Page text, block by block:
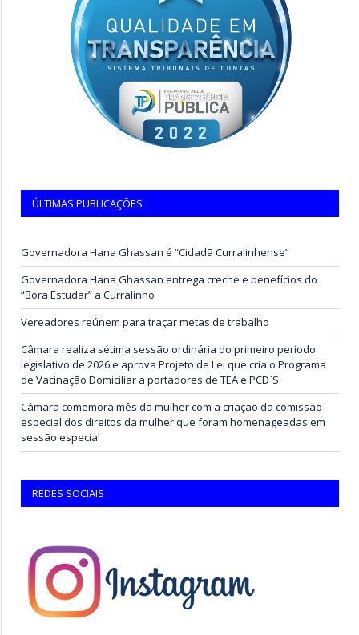
ÚLTIMAS PUBLICAÇÕES
Governadora Hana Ghassan é “Cidadã Curralinhense”
Governadora Hana Ghassan entrega creche e benefícios do
“Bora Estudar” a Curralinho
Vereadores reúnem para traçar metas de trabalho
Câmara realiza sétima sessão ordinária do primeiro período
legislativo de 2026 e aprova Projeto de Lei que cria o Programa
de Vacinação Domiciliar a portadores de TEA e PCD`S
Câmara comemora mês da mulher com a criação da comissão
especial dos direitos da mulher que foram homenageadas em
sessão especial
REDES SOCIAIS